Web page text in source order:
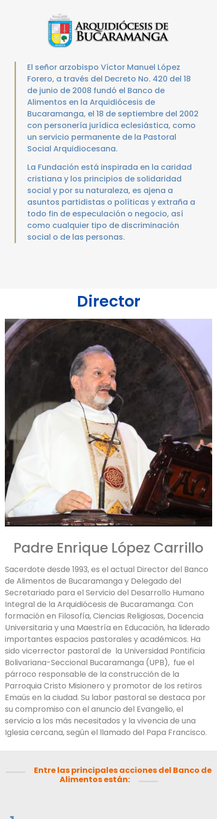
El señor arzobispo Víctor Manuel López
Forero, a través del Decreto No. 420 del 18
de junio de 2008 fundó el Banco de
Alimentos en la Arquidiócesis de
Bucaramanga, el 18 de septiembre del 2002
con personería jurídica eclesiástica, como
un servicio permanente de la Pastoral
Social Arquidiocesana.
La Fundación está inspirada en la caridad
cristiana y los principios de solidaridad
social y por su naturaleza, es ajena a
asuntos partidistas o políticas y extraña a
todo fin de especulación o negocio, así
como cualquier tipo de discriminación
social o de las personas.
Director
Padre Enrique López Carrillo
Sacerdote desde 1993, es el actual Director del Banco
de Alimentos de Bucaramanga y Delegado del
Secretariado para el Servicio del Desarrollo Humano
Integral de la Arquidiócesis de Bucaramanga. Con
formación en Filosofía, Ciencias Religiosas, Docencia
Universitaria y una Maestría en Educación, ha liderado
importantes espacios pastorales y académicos. Ha
sido vicerrector pastoral de la Universidad Pontificia
Bolivariana-Seccional Bucaramanga (UPB), fue el
párroco responsable de la construcción de la
Parroquia Cristo Misionero y promotor de los retiros
Emaús en la ciudad. Su labor pastoral se destaca por
su compromiso con el anuncio del Evangelio, el
servicio a los más necesitados y la vivencia de una
Iglesia cercana, según el llamado del Papa Francisco.
Entre las principales acciones del Banco de
Alimentos están: